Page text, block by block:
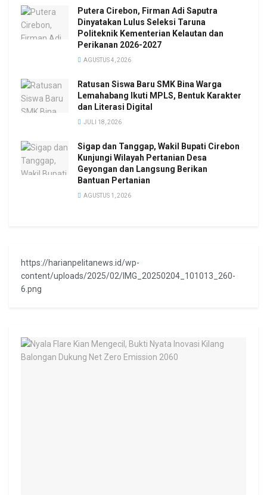
Putera Cirebon, Firman Adi Saputra
Dinyatakan Lulus Seleksi Taruna
Politeknik Kementerian Kelautan dan
Perikanan 2026-2027
AGUSTUS 4, 2026
Ratusan Siswa Baru SMK Bina Warga
Lemahabang Ikuti MPLS, Bentuk Karakter
dan Literasi Digital
JULI 18, 2026
Sigap dan Tanggap, Wakil Bupati Cirebon
Kunjungi Wilayah Pertanian Desa
Geyongan dan Langsung Berikan
Bantuan Pertanian
AGUSTUS 1, 2026
https://harianpelitanews.id/wp-
content/uploads/2025/02/IMG_20250204_101013_260-
6.png